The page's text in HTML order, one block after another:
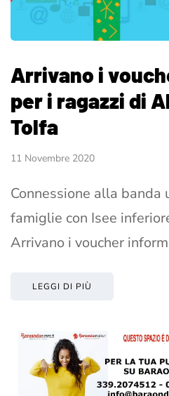
Arrivano i
per i ragazzi di
Tolfa
11 Novembre 2020
Connessione alla
famiglie con Isee
Arrivano i voucher
LEGGI DI PIÙ